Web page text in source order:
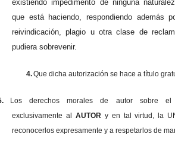
existiendo impedimento de ninguna
que está haciendo, respondiendo además
reivindicación, plagio u otra clase de
pudiera sobrevenir.
4.Que dicha autorización se hace a título
Los derechos morales de autor sobre el
exclusivamente al AUTOR y en tal virtud, la
reconocerlos expresamente y a respetarlos de